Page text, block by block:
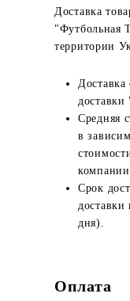
Доставка
"Футбольная
территории
Доставка
Средняя
в
компании
Срок
доставки
дня).
Оплата